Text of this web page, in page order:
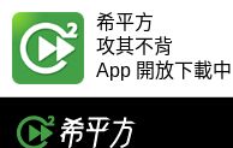
希平方
攻其不背
App 開放下載中